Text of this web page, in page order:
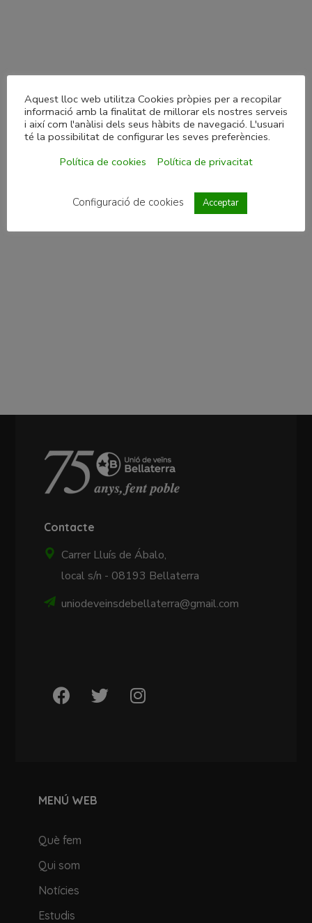
Contacte
Carrer Lluís de Ábalo,
local s/n - 08193 Bellaterra
uniodeveinsdebellaterra@gmail.com
MENÚ WEB
Què fem
Qui som
Notícies
Estudis
Aquest lloc web utilitza Cookies pròpies per a recopilar
informació amb la finalitat de millorar els nostres serveis
i així com l'anàlisi dels seus hàbits de navegació. L'usuari
té la possibilitat de configurar les seves preferències.
Política de cookies
Política de privacitat
Configuració de cookies Acceptar